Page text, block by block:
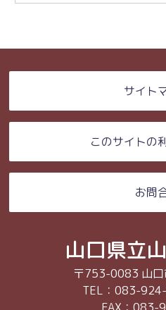
サイト
このサイトの
お問
山口県立
〒753-0083 山
TEL：083-924-
FAX：083-